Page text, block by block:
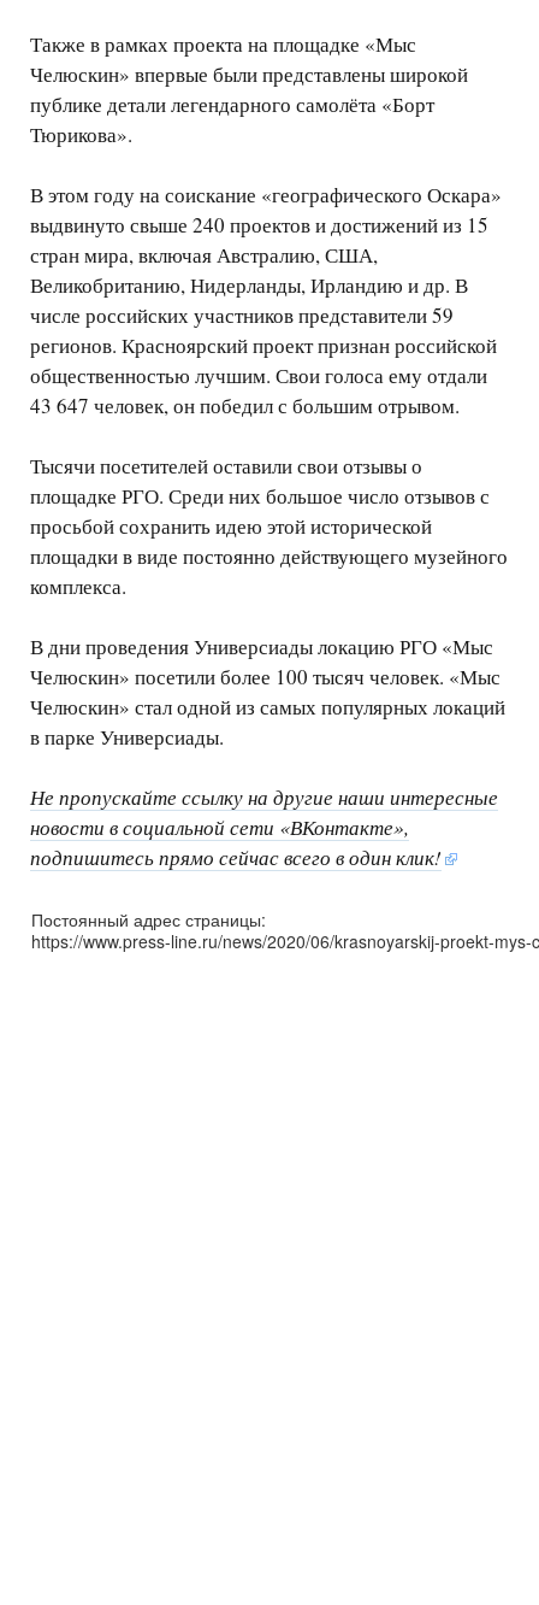
Также в рамках проекта на площадке «Мыс
Челюскин» впервые были представлены широкой
публике детали легендарного самолёта «Борт
Тюрикова».
В этом году на соискание «географического Оскара»
выдвинуто свыше 240 проектов и достижений из 15
стран мира, включая Австралию, США,
Великобританию, Нидерланды, Ирландию и др. В
числе российских участников представители 59
регионов. Красноярский проект признан российской
общественностью лучшим. Свои голоса ему отдали
43 647 человек, он победил с большим отрывом.
Тысячи посетителей оставили свои отзывы о
площадке РГО. Среди них большое число отзывов с
просьбой сохранить идею этой исторической
площадки в виде постоянно действующего музейного
комплекса.
В дни проведения Универсиады локацию РГО «Мыс
Челюскин» посетили более 100 тысяч человек. «Мыс
Челюскин» стал одной из самых популярных локаций
в парке Универсиады.
Не пропускайте ссылку на другие наши интересные
новости в социальной сети «ВКонтакте»,
подпишитесь прямо сейчас всего в один клик!
Постоянный адрес страницы:
https://www.press-line.ru/news/2020/06/krasnoyarskij-proekt-